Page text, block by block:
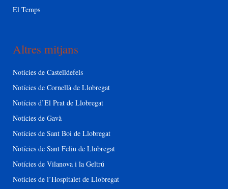
El Temps
Altres mitjans
Notícies de Castelldefels
Notícies de Cornellà de Llobregat
Notícies d’El Prat de Llobregat
Notícies de Gavà
Notícies de Sant Boi de Llobregat
Notícies de Sant Feliu de Llobregat
Notícies de Vilanova i la Geltrú
Notícies de l’Hospitalet de Llobregat